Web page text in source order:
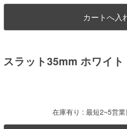
スラット35mm ホワイト
在庫有り : 最短2~5営